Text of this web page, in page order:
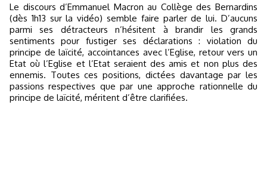
Le discours d’Emmanuel Macron au Collège des Bernardins
(dès 1h13 sur la vidéo) semble faire parler de lui. D’aucuns
parmi ses détracteurs n’hésitent à brandir les grands
sentiments pour fustiger ses déclarations : violation du
principe de laïcité, accointances avec l’Eglise, retour vers un
Etat où l’Eglise et l’Etat seraient des amis et non plus des
ennemis. Toutes ces positions, dictées davantage par les
passions respectives que par une approche rationnelle du
principe de laïcité, méritent d’être clarifiées.